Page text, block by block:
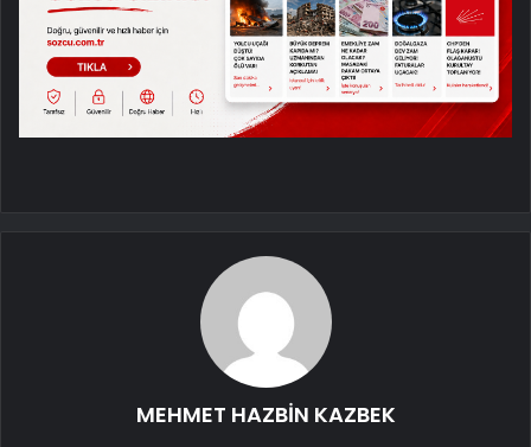
MEHMET HAZBİN KAZBEK